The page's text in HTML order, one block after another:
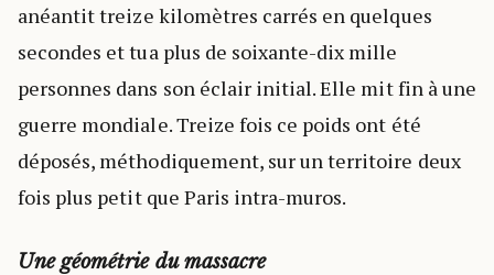
anéantit treize kilomètres carrés en quelques
secondes et tua plus de soixante-dix mille
personnes dans son éclair initial. Elle mit fin à une
guerre mondiale. Treize fois ce poids ont été
déposés, méthodiquement, sur un territoire deux
fois plus petit que Paris intra-muros.
Une géométrie du massacre